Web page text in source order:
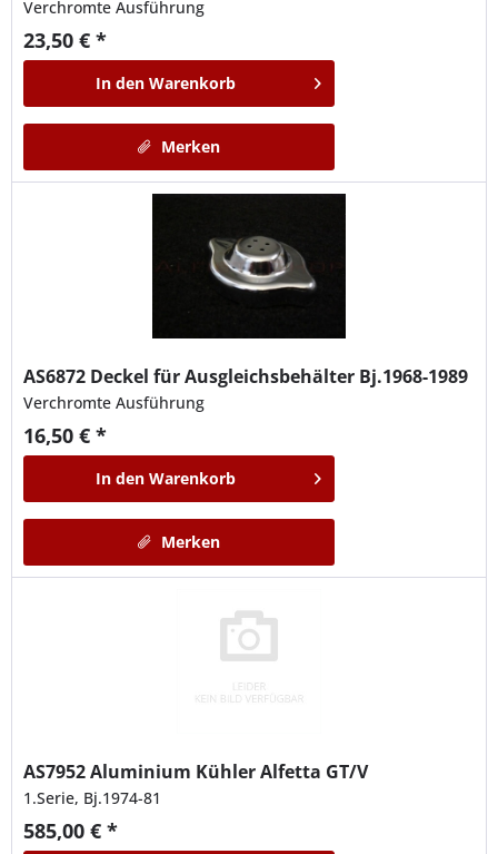
Verchromte Ausführung
23,50 € *
In den Warenkorb
Merken
AS6872 Deckel für Ausgleichsbehälter Bj.1968-1989
Verchromte Ausführung
16,50 € *
In den Warenkorb
Merken
AS7952Aluminium Kühler Alfetta GT/V
1.Serie, Bj.1974-81
585,00 € *